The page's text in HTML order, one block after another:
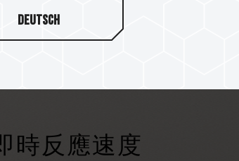
時反應速度
Deutsch